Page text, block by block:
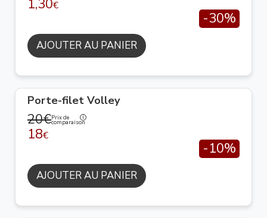
1,30€
-30%
AJOUTER AU PANIER
Porte-filet Volley
20€Prix de
comparaison
18€
-10%
AJOUTER AU PANIER